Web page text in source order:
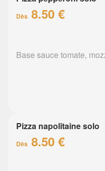
Dès 8.50 €
Base sauce tomate,
Pizza napolitaine solo
Dès 8.50 €